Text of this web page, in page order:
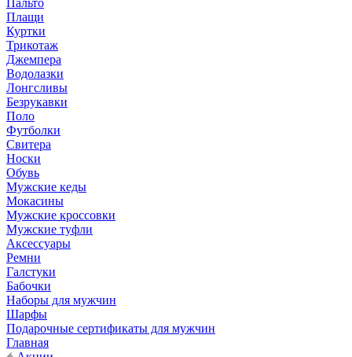
Пальто
Плащи
Куртки
Трикотаж
Джемпера
Водолазки
Лонгсливы
Безрукавки
Поло
Футболки
Свитера
Носки
Обувь
Мужские кеды
Мокасины
Мужские кроссовки
Мужские туфли
Аксессуары
Ремни
Галстуки
Бабочки
Наборы для мужчин
Шарфы
Подарочные сертификаты для мужчин
Главная